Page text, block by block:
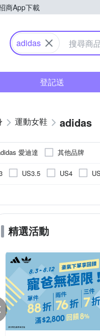
商App下載
Yahoo購物中心
adidas
登記送
運動女鞋 adidas
愛迪達 其他品牌
US3.5 US4
EU37 EU38
UK5
22cm
精選活動